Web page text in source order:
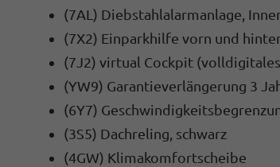
(7AL) Diebstahlalarmanlage,
(7X2) Einparkhilfe vorn und
(7J2) virtual Cockpit
(YW9) Garantieverlängerung 3
(6Y7)
(3S5) Dachreling, schwarz
(4GW) Klimakomfortscheibe